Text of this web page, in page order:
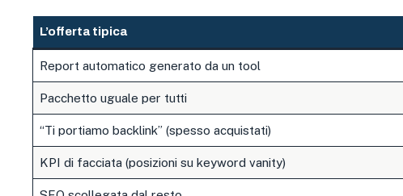
L’offerta tipica
Report automatico generato da un tool
Pacchetto uguale per tutti
“Ti portiamo backlink” (spesso acquistati)
KPI di facciata (posizioni su keyword vanity)